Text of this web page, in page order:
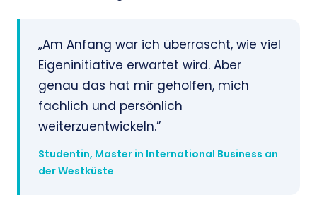
„Am Anfang war ich überrascht, wie viel
Eigeninitiative erwartet wird. Aber
genau das hat mir geholfen, mich
fachlich und persönlich
weiterzuentwickeln.”
Studentin, Master in International Business an
der Westküste